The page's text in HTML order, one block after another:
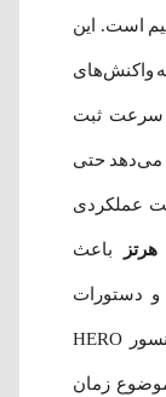
است. این
واکنش‌های
سرعت ثبت
می‌دهد حتی
عملکردی
باعث
و دستورات
بسیار سریع به سیستم منتقل شوند. سنسور HERO
زمان